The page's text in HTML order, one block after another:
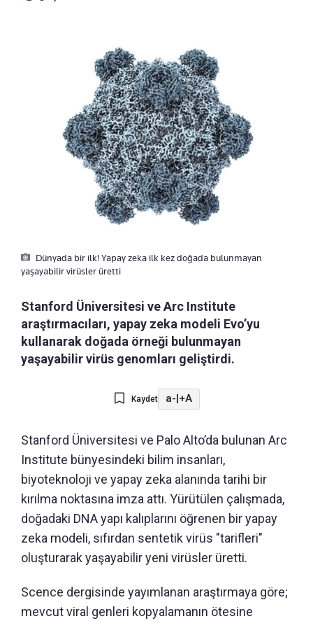
Dünyada bir ilk! Yapay zeka ilk kez doğada bulunmayan
yaşayabilir virüsler üretti
Stanford Üniversitesi ve Arc Institute
araştırmacıları, yapay zeka modeli Evo’yu
kullanarak doğada örneği bulunmayan
yaşayabilir virüs genomları geliştirdi.
Kaydet a- +A
Stanford Üniversitesi ve Palo Alto’da bulunan Arc
Institute bünyesindeki bilim insanları,
biyoteknoloji ve yapay zeka alanında tarihi bir
kırılma noktasına imza attı. Yürütülen çalışmada,
doğadaki DNA yapı kalıplarını öğrenen bir yapay
zeka modeli, sıfırdan sentetik virüs "tarifleri"
oluşturarak yaşayabilir yeni virüsler üretti.
Scence dergisinde yayımlanan araştırmaya göre;
mevcut viral genleri kopyalamanın ötesine